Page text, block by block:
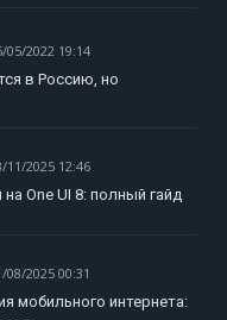
05/2022 19:14
в Россию, но
11/2025 12:46
One UI 8: полный гайд
08/2025 00:31
мобильного интернета: